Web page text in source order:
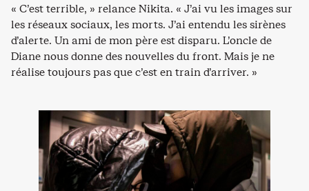
« C’est terrible, » relance Nikita. « J’ai vu les images sur
les réseaux sociaux, les morts. J’ai entendu les sirènes
d’alerte. Un ami de mon père est disparu. L’oncle de
Diane nous donne des nouvelles du front. Mais je ne
réalise toujours pas que c’est en train d’arriver. »